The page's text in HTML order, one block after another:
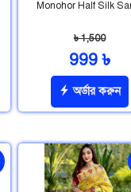
Monohor Half Silk
৳ 1,500
999 ৳
অর্ডার করুন